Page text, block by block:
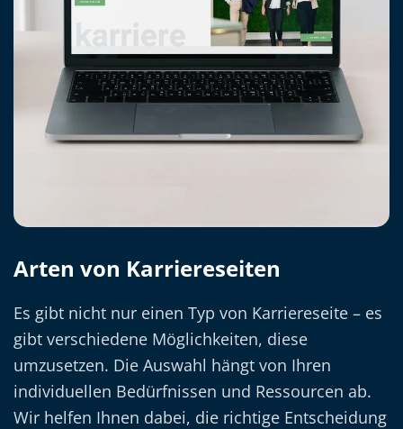
Arten von Karriereseiten
Es gibt nicht nur einen Typ von Karriereseite – es
gibt verschiedene Möglichkeiten, diese
umzusetzen. Die Auswahl hängt von Ihren
individuellen Bedürfnissen und Ressourcen ab.
Wir helfen Ihnen dabei, die richtige Entscheidung